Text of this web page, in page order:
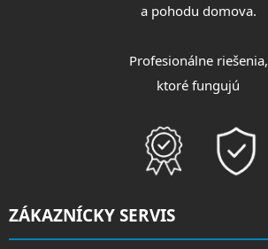
a pohodu domova.
Profesionálne riešenia,
ktoré fungujú
ZÁKAZNÍCKY SERVIS